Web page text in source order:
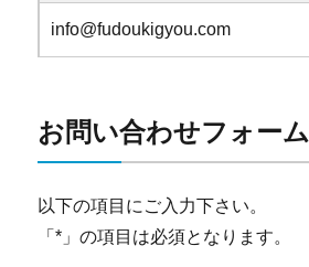
info@fudoukigyou.com
お問い合わせフォーム
以下の項目にご入力下さい。
「* 」の項目は必須となります。